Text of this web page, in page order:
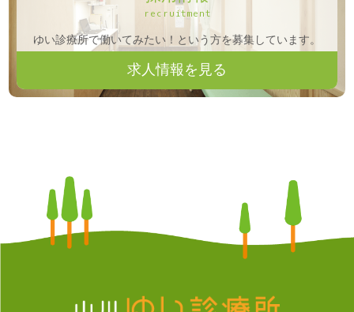
recruitment
ゆい診療所で働いてみたい！という方を募集しています。
求人情報を見る